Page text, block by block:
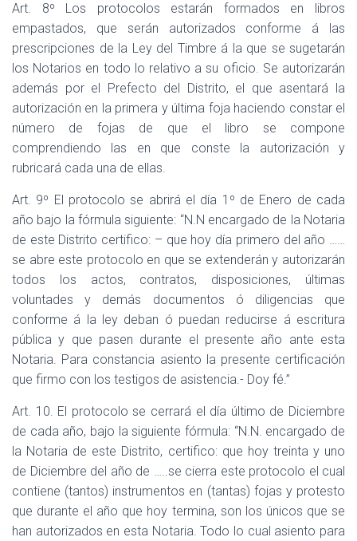
Art. 8º Los protocolos estarán formados en libros
empastados, que serán autorizados conforme á las
prescripciones de la Ley del Timbre á la que se sugetarán
los Notarios en todo lo relativo a su oficio. Se autorizarán
además por el Prefecto del Distrito, el que asentará la
autorización en la primera y última foja haciendo constar el
número de fojas de que el libro se compone
comprendiendo las en que conste la autorización y
rubricará cada una de ellas.
Art. 9º El protocolo se abrirá el día 1º de Enero de cada
año bajo la fórmula siguiente: “N.N encargado de la Notaria
de este Distrito certifico: – que hoy día primero del año ……
se abre este protocolo en que se extenderán y autorizarán
todos los actos, contratos, disposiciones, últimas
voluntades y demás documentos ó diligencias que
conforme á la ley deban ó puedan reducirse á escritura
pública y que pasen durante el presente año ante esta
Notaria. Para constancia asiento la presente certificación
que firmo con los testigos de asistencia.- Doy fé.”
Art. 10. El protocolo se cerrará el día último de Diciembre
de cada año, bajo la siguiente fórmula: “N.N. encargado de
la Notaria de este Distrito, certifico: que hoy treinta y uno
de Diciembre del año de …..se cierra este protocolo el cual
contiene (tantos) instrumentos en (tantas) fojas y protesto
que durante el año que hoy termina, son los únicos que se
han autorizados en esta Notaria. Todo lo cual asiento para